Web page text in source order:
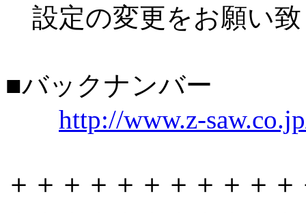
設定の変更をお願い
■バックナンバー
http://www.z-
＋＋＋＋＋＋＋＋＋＋